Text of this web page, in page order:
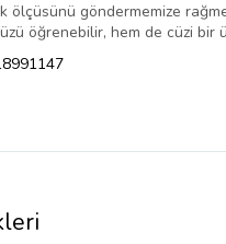
ölçüsünü göndermemize
öğrenebilir, hem de cüzi bir